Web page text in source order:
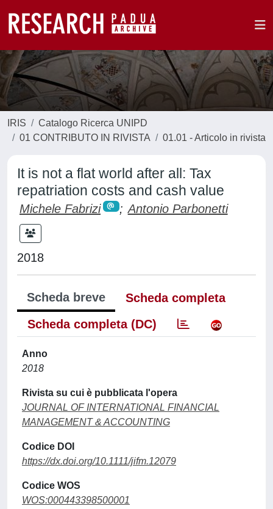
IRIS
Catalogo Ricerca UNIPD
01 CONTRIBUTO IN RIVISTA
01.01 - Articolo in rivista
It is not a flat world after all: Tax
repatriation costs and cash value
Michele Fabrizi ; Antonio Parbonetti
2018
Scheda breve
Scheda completa
Scheda completa (DC)
Anno
2018
Rivista su cui è pubblicata l'opera
JOURNAL OF INTERNATIONAL FINANCIAL
MANAGEMENT & ACCOUNTING
Codice DOI
https://dx.doi.org/10.1111/jifm.12079
Codice WOS
WOS:000443398500001